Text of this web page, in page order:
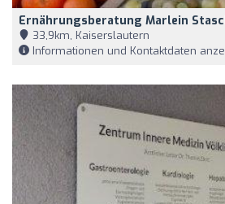
Ernährungsberatung Marlein
33,9km, Kaiserslautern
Informationen und Kontaktdaten